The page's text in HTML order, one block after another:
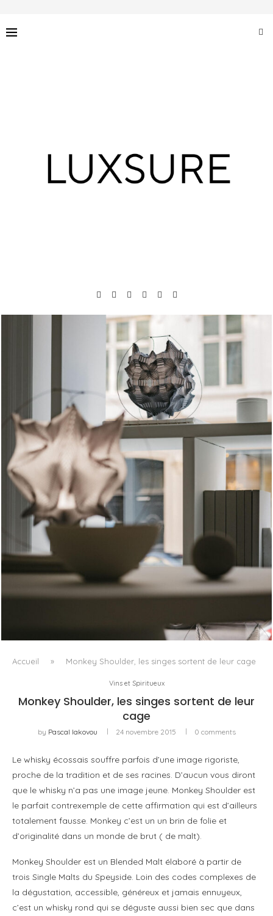
QUAND LE TEXTILE DEVIENT LUMIÈRE
Accueil » Monkey Shoulder, les singes sortent de leur cage
Vins et Spiritueux
Monkey Shoulder, les singes sortent de leur
cage
by Pascal Iakovou 24 novembre 2015 0 comments
Le whisky écossais souffre parfois d’une image rigoriste,
proche de la tradition et de ses racines. D’aucun vous diront
que le whisky n’a pas une image jeune. Monkey Shoulder est
le parfait contrexemple de cette affirmation qui est d’ailleurs
totalement fausse. Monkey c’est un un brin de folie et
d’originalité dans un monde de brut ( de malt).
Monkey Shoulder est un Blended Malt élaboré à partir de
trois Single Malts du Speyside. Loin des codes complexes de
la dégustation, accessible, généreux et jamais ennuyeux,
c’est un whisky rond qui se déguste aussi bien sec que dans